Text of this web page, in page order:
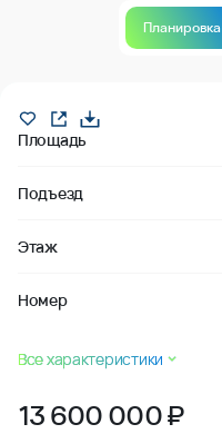
Планировка
Площадь
Подъезд
Этаж
Номер
Все характеристики
13 600 000₽